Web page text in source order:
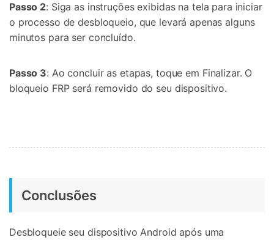
Passo 2: Siga as instruções exibidas na tela para iniciar
o processo de desbloqueio, que levará apenas alguns
minutos para ser concluído.
Passo 3: Ao concluir as etapas, toque em Finalizar. O
bloqueio FRP será removido do seu dispositivo.
Conclusões
Desbloqueie seu dispositivo Android após uma